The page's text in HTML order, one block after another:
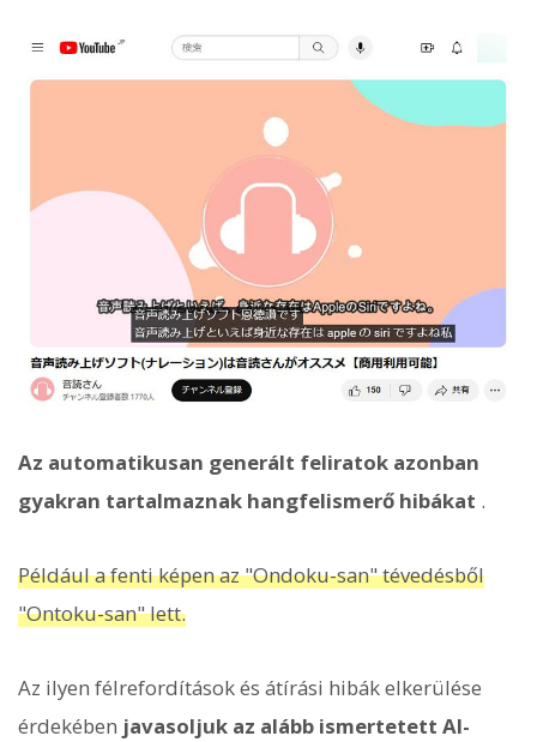
Az automatikusan generált feliratok azonban
gyakran tartalmaznak hangfelismerő hibákat .
Például a fenti képen az "Ondoku-san" tévedésből
"Ontoku-san" lett.
Az ilyen félrefordítások és átírási hibák elkerülése
érdekében javasoljuk az alább ismertetett AI-